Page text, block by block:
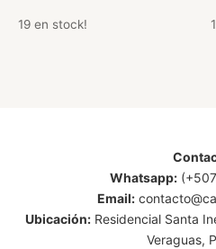
19 en stock!
Whatsapp:
Email:
Ubicación:Residencial Santa
Veraguas,